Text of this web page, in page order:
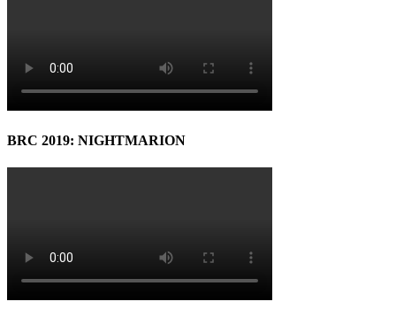
BRC 2019: NIGHTMARION